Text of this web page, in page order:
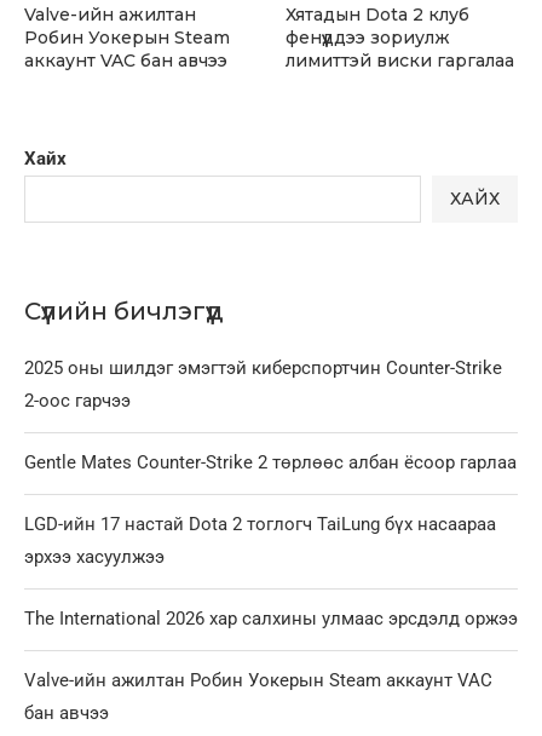
Хайх
ХАЙХ
Сүүлийн бичлэгүүд
2025 оны шилдэг эмэгтэй киберспортчин Counter-Strike
2-оос гарчээ
Gentle Mates Counter-Strike 2 төрлөөс албан ёсоор гарлаа
LGD-ийн 17 настай Dota 2 тоглогч TaiLung бүх насаараа
эрхээ хасуулжээ
The International 2026 хар салхины улмаас эрсдэлд оржээ
Valve-ийн ажилтан Робин Уокерын Steam аккаунт VAC
бан авчээ
Valve-ийн ажилтан
Робин Уокерын Steam
аккаунт VAC бан авчээ
Хятадын Dota 2 клуб
фенүүддээ зориулж
лимиттэй виски гаргалаа